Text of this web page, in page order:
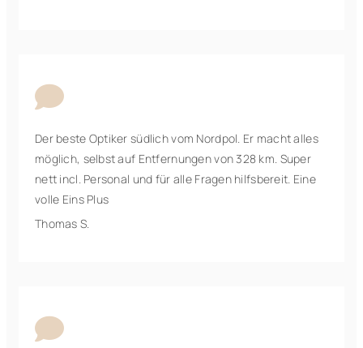

Der beste Optiker südlich vom Nordpol. Er macht alles
möglich, selbst auf Entfernungen von 328 km. Super
nett incl. Personal und für alle Fragen hilfsbereit. Eine
volle Eins Plus
Thomas S.
